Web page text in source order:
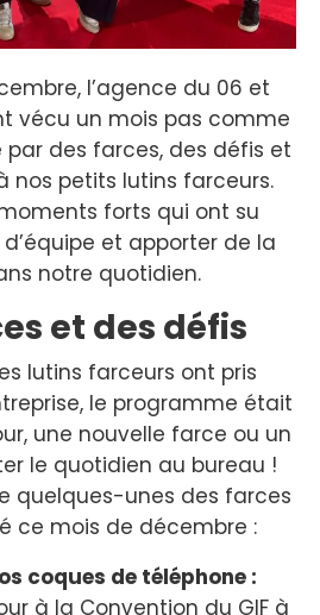
l’agence du 06 et
vécu un mois pas comme
par des farces, des défis et
nos petits lutins farceurs.
forts qui ont su
d’équipe et apporter de la
notre quotidien.
et des défis
lutins farceurs ont pris
le programme était
une nouvelle farce ou un
le quotidien au bureau !
quelques-unes des farces
ce mois de décembre :
coques de téléphone :
à la Convention du GIF à